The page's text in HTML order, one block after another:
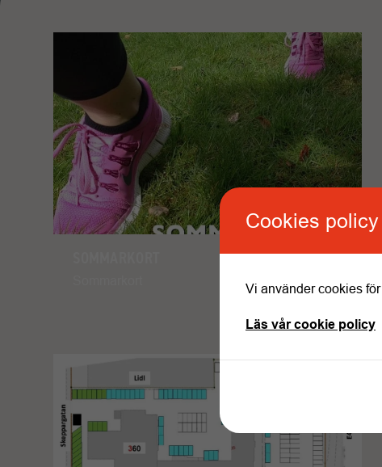
Cookies policy
Vi använder cookies
Läs vår cookie policy